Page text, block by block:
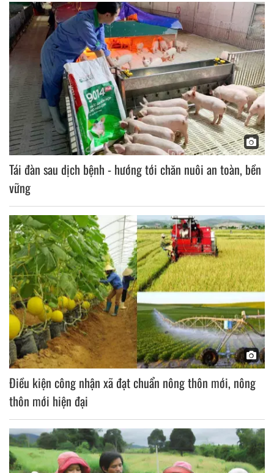
Tái đàn sau dịch bệnh - hướng tới chăn nuôi an toàn, bền
vững
Điều kiện công nhận xã đạt chuẩn nông thôn mới, nông
thôn mới hiện đại